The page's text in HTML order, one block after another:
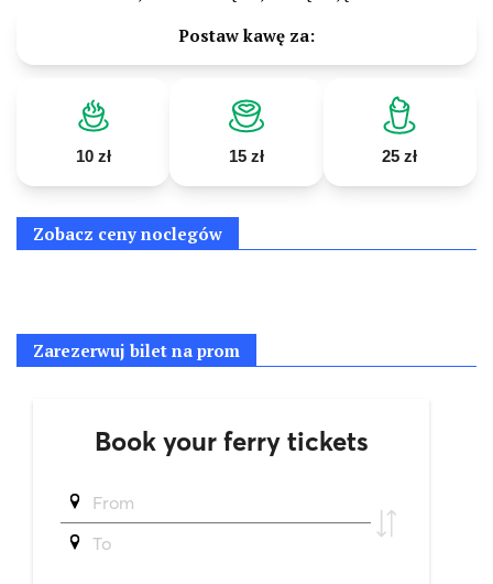
Postaw kawę za:
10 zł 15 zł 25 zł
Zobacz ceny noclegów
Zarezerwuj bilet na prom